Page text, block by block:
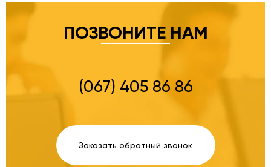
ПОЗВОНИТЕ НАМ
(067) 405 86 86
Заказать обратный звонок